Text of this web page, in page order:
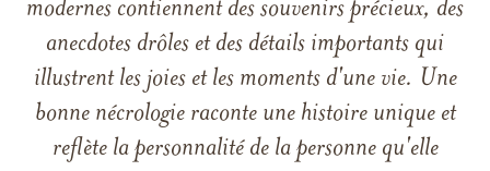
modernes contiennent des souvenirs précieux, des
anecdotes drôles et des détails importants qui
illustrent les joies et les moments d'une vie. Une
bonne nécrologie raconte une histoire unique et
reflète la personnalité de la personne qu'elle